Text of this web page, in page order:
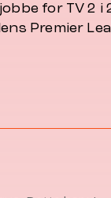
for TV 2
Premier